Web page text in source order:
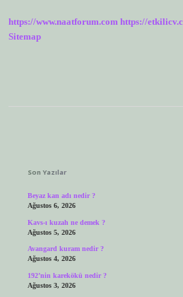
https://www.naatforum.com https://
Sitemap
Son Yazılar
Beyaz kan adı nedir ?
Ağustos 6, 2026
Kavs-ı kuzah ne demek ?
Ağustos 5, 2026
Avangard kuram nedir ?
Ağustos 4, 2026
192’nin karekökü nedir ?
Ağustos 3, 2026